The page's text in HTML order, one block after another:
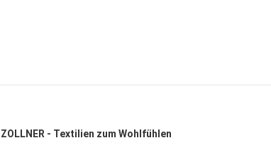
ZOLLNER - Textilien zum Wohlfühlen